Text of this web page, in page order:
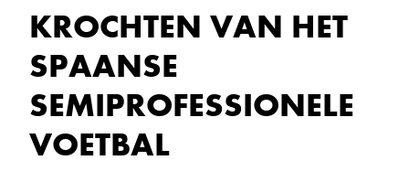
KROCHTEN VAN HET
SPAANSE
SEMIPROFESSIONELE
VOETBAL